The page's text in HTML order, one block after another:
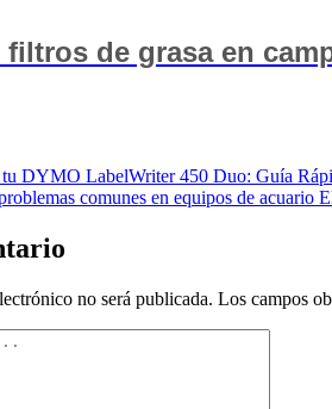
de grasa en
DYMO LabelWriter 450 Duo: Guía
comunes en equipos de acuario
no será publicada. Los campos